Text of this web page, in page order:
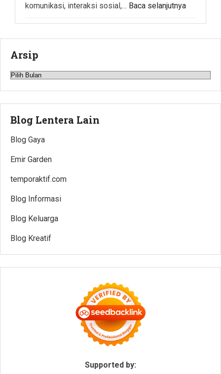
komunikasi, interaksi sosial,… Baca selanjutnya
Arsip
Arsip
Blog Lentera Lain
Blog Gaya
Emir Garden
temporaktif.com
Blog Informasi
Blog Keluarga
Blog Kreatif
Supported by: